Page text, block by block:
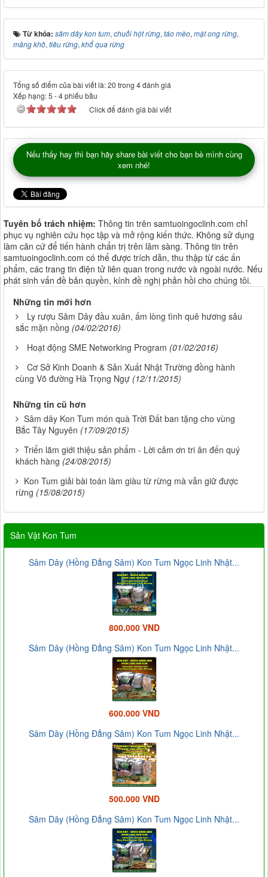
Từ khóa: sâm dây kon tum, chuối hột rừng, táo mèo, mật ong rừng,
măng khô, tiêu rừng, khổ qua rừng
Tổng số điểm của bài viết là: 20 trong 4 đánh giá
Xếp hạng:5 -4phiếu bầu
Click để đánh giá bài viết
Nếu thấy hay thì bạn hãy share bài viết cho bạn bè mình cùng
xem nhé!
Tuyên bố trách nhiệm: Thông tin trên samtuoingoclinh.com chỉ
phục vụ nghiên cứu học tập và mở rộng kiến thức. Không sử dụng
làm căn cứ để tiến hành chẩn trị trên lâm sàng. Thông tin trên
samtuoingoclinh.com có thể được trích dẫn, thu thập từ các ấn
phẩm, các trang tin điện tử liên quan trong nước và ngoài nước. Nếu
phát sinh vấn đề bản quyền, kính đề nghị phản hồi cho chúng tôi.
Những tin mới hơn
Ly rượu Sâm Dây đầu xuân, ấm lòng tình quê hương sâu
sắc mặn nồng (04/02/2016)
Hoạt động SME Networking Program (01/02/2016)
Cơ Sở Kinh Doanh & Sản Xuất Nhật Trường đồng hành
cùng Võ đường Hà Trọng Ngự (12/11/2015)
Những tin cũ hơn
Sâm dây Kon Tum món quà Trời Đất ban tặng cho vùng
Bắc Tây Nguyên (17/09/2015)
Triển lãm giới thiệu sản phẩm - Lời cảm ơn tri ân đến quý
khách hàng (24/08/2015)
Kon Tum giải bài toán làm giàu từ rừng mà vẫn giữ được
rừng (15/08/2015)
Sản Vật Kon Tum
Sâm Dây (Hồng Đẳng Sâm) Kon Tum Ngọc Linh Nhật...
800.000 VND
Sâm Dây (Hồng Đẳng Sâm) Kon Tum Ngọc Linh Nhật...
600.000 VND
Sâm Dây (Hồng Đẳng Sâm) Kon Tum Ngọc Linh Nhật...
500.000 VND
Sâm Dây (Hồng Đẳng Sâm) Kon Tum Ngọc Linh Nhật...